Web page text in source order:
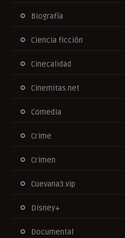
Biografía
Ciencia ficción
Cinecalidad
Cinemitas.net
Comedia
Crime
Crimen
Cuevana3.vip
Disney+
Documental